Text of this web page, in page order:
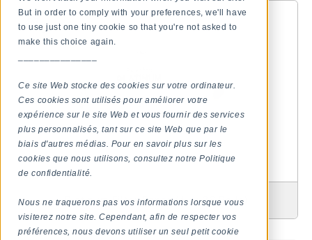
But in order to comply with your preferences, we'll have
to use just one tiny cookie so that you're not asked to
make this choice again.
Ce site Web stocke des cookies sur votre ordinateur.
Ces cookies sont utilisés pour améliorer votre
expérience sur le site Web et vous fournir des services
plus personnalisés, tant sur ce site Web que par le
biais d'autres médias. Pour en savoir plus sur les
cookies que nous utilisons, consultez notre Politique
de confidentialité.
Nous ne traquerons pas vos informations lorsque vous
visiterez notre site. Cependant, afin de respecter vos
préférences, nous devons utiliser un seul petit cookie
Platinum Filter Paper (4 or 36 Rolls)